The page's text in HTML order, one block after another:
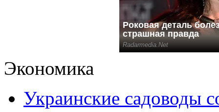
Экономика
Украинские садоводы